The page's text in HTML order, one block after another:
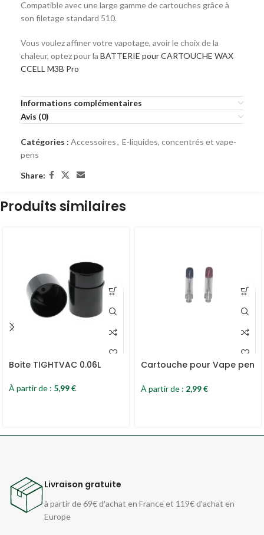
Compatible avec une large gamme de cartouches grâce à
son filetage standard 510.
Vous voulez affiner votre vapotage, avoir le choix de la
chaleur, optez pour la BATTERIE pour CARTOUCHE WAX
CCELL M3B Pro
Informations complémentaires
Avis (0)
Catégories : Accessoires, E-liquides, concentrés et vape-
pens
Share:
Produits similaires
Boite TIGHTVAC 0.06L
À partir de : 5,99€
Cartouche pour Vape pen
À partir de : 2,99€
Livraison gratuite
à partir de 69€ d'achat en France et 119€ d'achat en
Europe